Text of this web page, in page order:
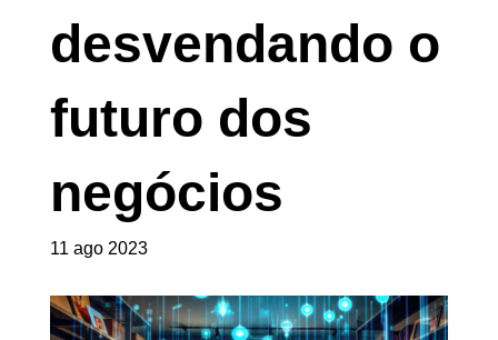
desvendando o
futuro dos
negócios
11 ago 2023